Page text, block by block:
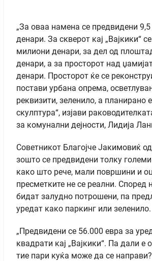
„За оваа намена се предвидени
денари. За скверот кај „Вајкики“
милиони денари, за дел од
денари, а за просторот над
денари. Просторот ќе се
постави урбана опрема,
реквизити, зеленило, а планирано
скулптура“, изјави
за комунални дејности, Лидија
Советникот Благојче Јакимовиќ
зошто се предвидени толку
како што рече, мали површини и
пресметките не се реални. Според
бидат залудно потрошени, па
уредат како паркинг или зеленило.
„Предвидени се 56.000 евра за
квадрати кај „Вајкики“. Па дали е
тие пари куќа може да се